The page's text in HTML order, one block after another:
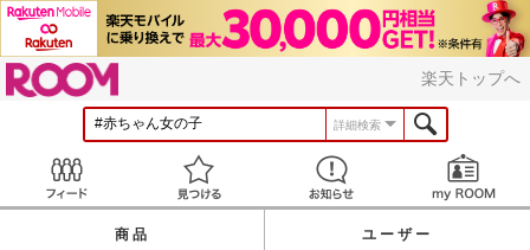
楽天トップへ
詳細検索
見つける お知らせ
商品 ユーザー